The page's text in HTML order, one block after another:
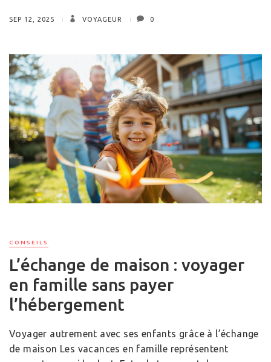
SEP 12, 2025 VOYAGEUR 0
CONSEILS
L’échange de maison : voyager
en famille sans payer
l’hébergement
Voyager autrement avec ses enfants grâce à l’échange
de maison Les vacances en famille représentent